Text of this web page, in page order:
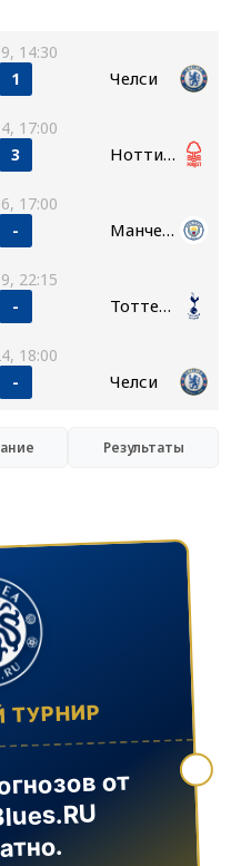
14:30
1 Челси
17:00
3 Ноттингем Форест
17:00
- Манчестер Сити
22:15
- Тоттенхэм
18:00
- Челси
Результаты
ТУРНИР
от